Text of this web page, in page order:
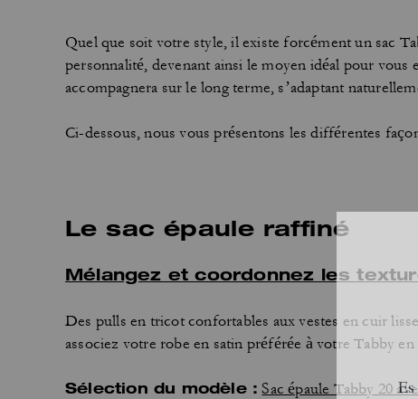
Quel que soit votre style, il existe forcément un sac
personnalité, devenant ainsi le moyen idéal pour
accompagnera sur le long terme, s’adaptant
Ci-dessous, nous vous présentons les différentes
Le sac épaule raffiné
Mélangez et coordonnez les
Des pulls en tricot confortables aux vestes en cuir
associez votre robe en satin préférée à votre Tabby
Sélection du modèle : Sac épaule Tabby 20